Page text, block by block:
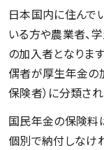
日本国内に住んで
いる方や農業者、
の加入者となりま
偶者が厚生年金の
保険者）に分類され
国民年金の保険料
個別で納付しなけ